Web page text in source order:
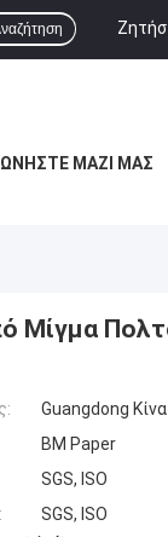
ΜΑΖΊ ΜΑΣ
Μίγμα
Guangdong Κίνα
BM Paper
SGS, ISO
SGS, ISO